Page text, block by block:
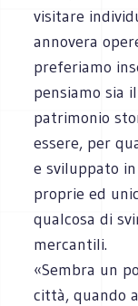
visitare
annovera
preferiamo
pensiamo sia
patrimonio
essere, per
e sviluppato
proprie ed
qualcosa di
mercantili.
«Sembra un
città, quando